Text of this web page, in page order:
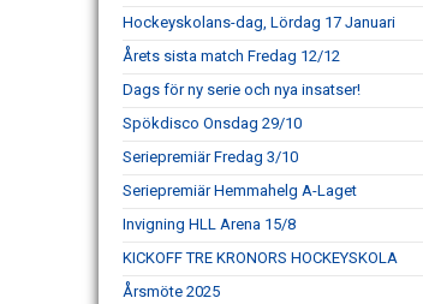
Hockeyskolans-dag, Lördag 17 Januari
Årets sista match Fredag 12/12
Dags för ny serie och nya insatser!
Spökdisco Onsdag 29/10
Seriepremiär Fredag 3/10
Seriepremiär Hemmahelg A-Laget
Invigning HLL Arena 15/8
KICKOFF TRE KRONORS HOCKEYSKOLA
Årsmöte 2025